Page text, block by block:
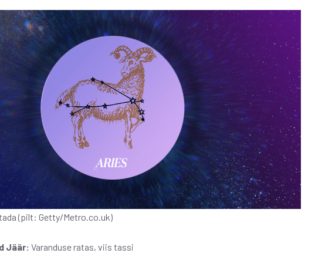
(pilt: Getty/Metro.co.uk)
Jäär: Varanduse ratas, viis tassi